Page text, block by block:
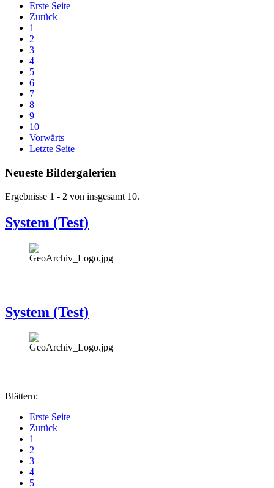
Erste Seite
Zurück
1
2
3
4
5
6
7
8
9
10
Vorwärts
Letzte Seite
Neueste Bildergalerien
Ergebnisse 1 - 2 von insgesamt 10.
System (Test)
System (Test)
Blättern:
Erste Seite
Zurück
1
2
3
4
5